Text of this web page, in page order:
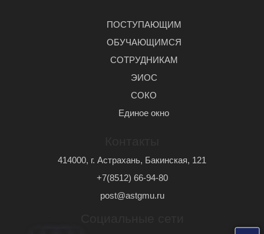
ПОСТУПАЮЩИМ
ОБУЧАЮЩИМСЯ
СОТРУДНИКАМ
ЭИОС
СОКО
Единое окно
414000, г. Астрахань, Бакинская, 121
+7(8512) 66-94-80
post@astgmu.ru